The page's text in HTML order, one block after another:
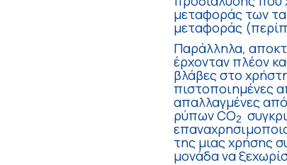
μεταφοράς των
μεταφοράς
Παράλληλα,
έρχονταν πλέον
βλάβες στο
πιστοποιημένες
απαλλαγμένες
ρύπων CO2
της μιας χρήσης
μονάδα να